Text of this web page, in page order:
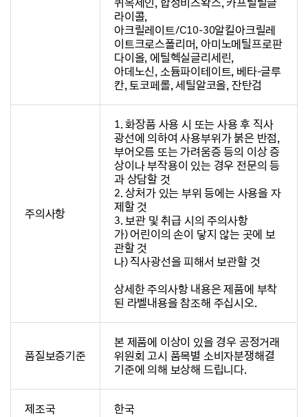
퀴옥세인, 합성비즈왁스, 카프릴릴글
라이콜,
아크릴레이트/C10-30알킬아크릴레
이트크로스폴리머, 아미노메틸프로판
다이올, 에틸헥실글리세린,
아데노신, 소듐파이테이트, 베타-글루
칸, 토코페롤, 세틸알코올, 잔탄검
주의사항
1. 화장품 사용 시 또는 사용 후 직사
광선에 의하여 사용부위가 붉은 반점,
부어오름 또는 가려움증 등의 이상 증
상이나 부작용이 있는 경우 전문의 등
과 상담할 것
2. 상처가 있는 부위 등에는 사용을 자
제할 것
3. 보관 및 취급 시의 주의사항
가) 어린이의 손이 닿지 않는 곳에 보
관할 것
나) 직사광선을 피해서 보관할 것
상세한 주의사항 내용은 제품에 부착
된 라벨내용을 참조해 주십시오.
품질보증기준
본 제품에 이상이 있을 경우 공정거래
위원회 고시 품목별 소비자분쟁해결
기준에 의해 보상해 드립니다.
제조국 한국